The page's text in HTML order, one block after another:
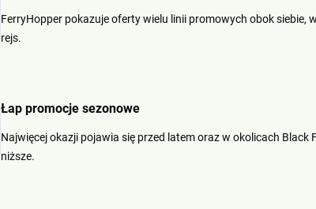
FerryHopper pokazuje oferty wielu linii promowych obok siebie,
rejs.
Łap promocje sezonowe
Najwięcej okazji pojawia się przed latem oraz w okolicach Black
niższe.